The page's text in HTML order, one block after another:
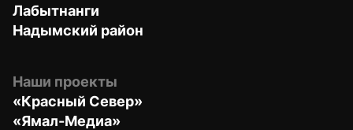
Лабытнанги
Надымский район
Наши проекты
«Красный Север»
«Ямал-Медиа»